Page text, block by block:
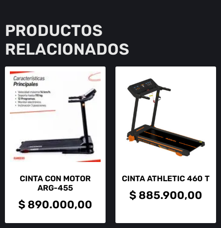
PRODUCTOS
RELACIONADOS
CINTA CON MOTOR
ARG-455
$ 890.000,00
CINTA ATHLETIC 460 T
$ 885.900,00